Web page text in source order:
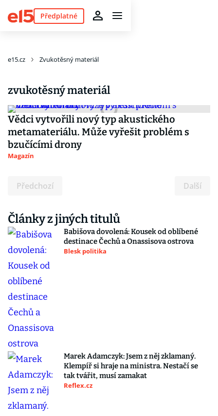
Předplatné
e15.cz Zvukotěsný materiál
zvukotěsný materiál
Vědci vytvořili nový typ akustického
metamateriálu. Může vyřešit problém s
bzučícími drony
Magazín
Předchozí Další
Články z jiných titulů
Babišova dovolená: Kousek od oblíbené
destinace Čechů a Onassisova ostrova
Blesk politika
Marek Adamczyk: Jsem z něj zklamaný.
Klempíř si hraje na ministra. Nestačí se
tak tvářit, musí zamakat
Reflex.cz